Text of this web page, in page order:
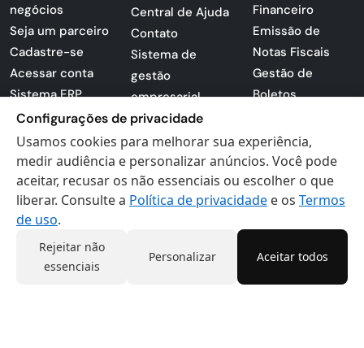
negócios
Seja um parceiro
Cadastre-se
Acessar conta
Sistema ERP
Apresentação
PDF
Loja -
Certificados
Digitais
Central de Ajuda
Contato
Sistema de
gestão
empresarial
Sistema para
lojas
Preferências de
cookies
Politica de
Financeiro
Emissão de
Notas Fiscais
Gestão de
Boletos
Configurações de privacidade
Usamos cookies para melhorar sua experiência,
medir audiência e personalizar anúncios. Você pode
aceitar, recusar os não essenciais ou escolher o que
liberar. Consulte a Política de privacidade e os Termos
de uso.
Rejeitar não
essenciais
Personalizar Aceitar todos